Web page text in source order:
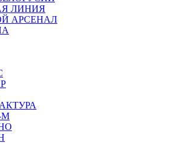
ЛИНИЯ
АРСЕНАЛ
М